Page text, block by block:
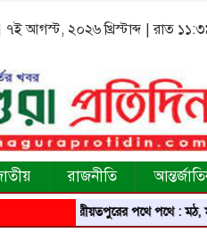
আগস্ট, ২০২৬ খ্রিস্টাব্দ | রাত
রাজনীতি
শরীয়তপুরের পথে পথে : মঠ,